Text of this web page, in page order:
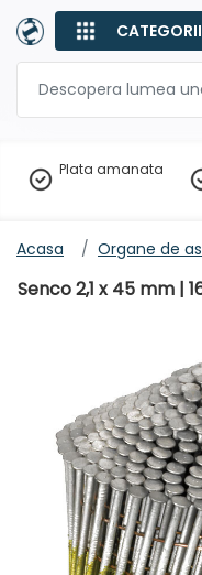
CATEGORII
Plata amanata
Acasa Organe de
Senco 2,1 x 45 mm |